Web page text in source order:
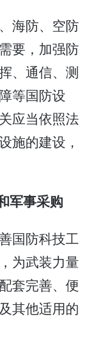
海防、空防
要，加强防
、通信、测
等国防设
应当依照法
施的建设，
军事采购
国防科技工
为武装力量
套完善、便
其他适用的